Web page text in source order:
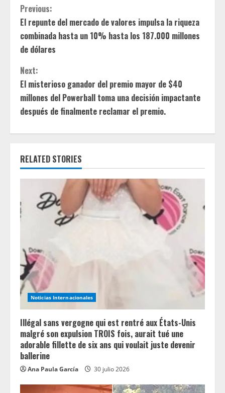
C
o
n
t
i
n
u
e
R
e
a
d
i
n
g
Previous:
El repunte del mercado de valores impulsa la riqueza
combinada hasta un 10% hasta los 187.000 millones
de dólares
Next:
El misterioso ganador del premio mayor de $40
millones del Powerball toma una decisión impactante
después de finalmente reclamar el premio.
RELATED STORIES
Noticias Internacionales
Illégal sans vergogne qui est rentré aux États-Unis
malgré son expulsion TROIS fois, aurait tué une
adorable fillette de six ans qui voulait juste devenir
ballerine
Ana Paula García 30 julio 2026